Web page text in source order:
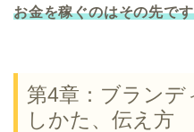
お金を稼ぐのはその先で
第4章：ブランデ
しかた、伝え方